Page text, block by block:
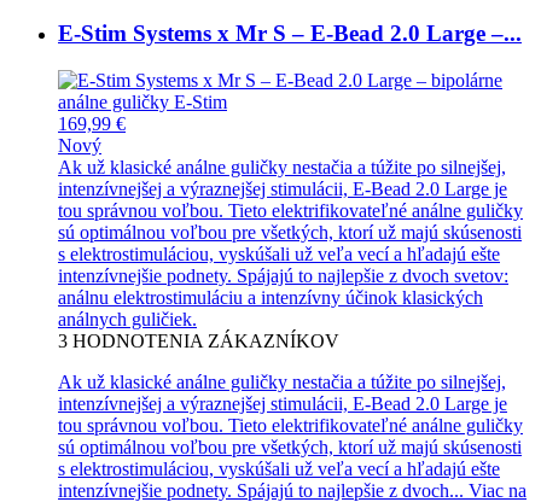
E-Stim Systems x Mr S – E-Bead 2.0 Large –...
169,99 €
Nový
Ak už klasické análne guličky nestačia a túžite po silnejšej,
intenzívnejšej a výraznejšej stimulácii, E-Bead 2.0 Large je
tou správnou voľbou. Tieto elektrifikovateľné análne guličky
sú optimálnou voľbou pre všetkých, ktorí už majú skúsenosti
s elektrostimuláciou, vyskúšali už veľa vecí a hľadajú ešte
intenzívnejšie podnety. Spájajú to najlepšie z dvoch svetov:
análnu elektrostimuláciu a intenzívny účinok klasických
análnych guličiek.
3 HODNOTENIA ZÁKAZNÍKOV
Ak už klasické análne guličky nestačia a túžite po silnejšej,
intenzívnejšej a výraznejšej stimulácii, E-Bead 2.0 Large je
tou správnou voľbou. Tieto elektrifikovateľné análne guličky
sú optimálnou voľbou pre všetkých, ktorí už majú skúsenosti
s elektrostimuláciou, vyskúšali už veľa vecí a hľadajú ešte
intenzívnejšie podnety. Spájajú to najlepšie z dvoch... Viac na